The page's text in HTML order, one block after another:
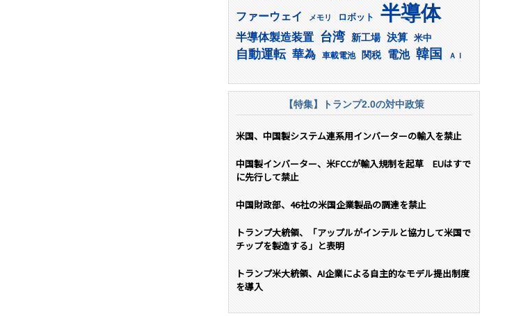
ファーウェイ メモリ ロボット 半導体
半導体製造装置 台湾 新工場 決算 米中
自動運転 華為 車載電池 関税 電池 韓国 ＡＩ
【特集】トランプ2.0の対中政策
米国、中国製システム連系用インバーターの輸入を禁止
中国製インバーター、米FCCが輸入規制を起草 EUはすで
に先行して禁止
中国財政部、46社の米国企業製品の調達を禁止
トランプ大統領、「アップルがインテルと協力して米国で
チップを製造する」と表明
トランプ米大統領、AI企業による自主的なモデル提出制度
を導入